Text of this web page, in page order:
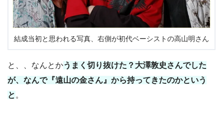
結成当初と思われる写真、右側が初代ベーシストの高山明さん
と、、なんとかうまく切り抜けた？大澤敦史さんでした
が、なんで『遠山の金さん』から持ってきたのかという
と 。